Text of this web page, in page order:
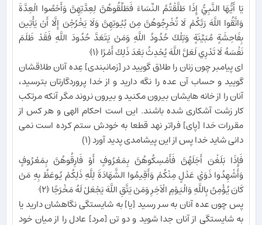
يَا أَيُّهَا النَّبِيُّ إِذَا طَلَّقْتُمُ النِّسَاءَ فَطَلِّقُوهُنَّ لِعِدَّتِهِنَّ وَأَحْصُوا الْعِدَّةَ
وَاتَّقُوا اللَّهَ رَبَّكُمْ لَا تُخْرِجُوهُنَّ مِنْ بُيُوتِهِنَّ وَلَا يَخْرُجْنَ إِلَّا أَنْ يَأْتِينَ
بِفَاحِشَةٍ مُبَيِّنَةٍ وَتِلْكَ حُدُودُ اللَّهِ وَمَنْ يَتَعَدَّ حُدُودَ اللَّهِ فَقَدْ ظَلَمَ
نَفْسَهُ لَا تَدْرِي لَعَلَّ اللَّهَ يُحْدِثُ بَعْدَ ذَلِكَ أَمْرًا ﴿۱﴾
اى پيامبر چون زنان را طلاق گوييد در [زمان‏بندى] عِده آنان طلاقشان
گوييد و حساب آن عده را نگه داريد و از خدا پروردگارتان بترسيد،
آنان را از خانه ‏هايشان بيرون مكنيد و بيرون نروند مگر آنكه مرتكب
كار زشت آشكارى شده باشند. اين است احكام الهى و هر كس از
مقررات خدا [پاى] فراتر نهد قطعا به خودش ستم كرده است نمى‏
دانى شايد خدا پس از اين پيشامدى پديد آورد (۱)
فَإِذَا بَلَغْنَ أَجَلَهُنَّ فَأَمْسِكُوهُنَّ بِمَعْرُوفٍ أَوْ فَارِقُوهُنَّ بِمَعْرُوفٍ
وَأَشْهِدُوا ذَوَيْ عَدْلٍ مِنْكُمْ وَأَقِيمُوا الشَّهَادَةَ لِلَّهِ ذَلِكُمْ يُوعَظُ بِهِ مَنْ
كَانَ يُؤْمِنُ بِاللَّهِ وَالْيَوْمِ الْآخِرِ وَمَنْ يَتَّقِ اللَّهَ يَجْعَلْ لَهُ مَخْرَجًا ﴿۲﴾
پس چون عده آنان به سر رسيد [يا] به شايستگى نگاهشان داريد يا
به شايستگى از آنان جدا شويد و دو تن [مرد] عادل را از ميان خود